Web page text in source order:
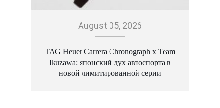
August 05, 2026
TAG Heuer Carrera Chronograph x Team
Ikuzawa: японский дух автоспорта в
новой лимитированной серии